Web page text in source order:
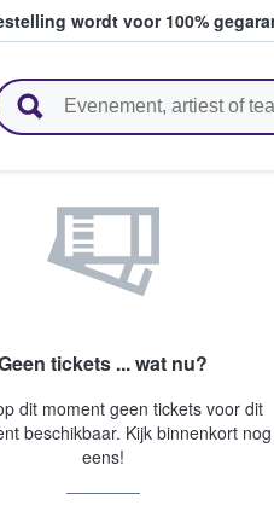
wordt voor 100%
tickets ... wat nu?
dit moment geen tickets voor dit
beschikbaar. Kijk binnenkort nog
eens!